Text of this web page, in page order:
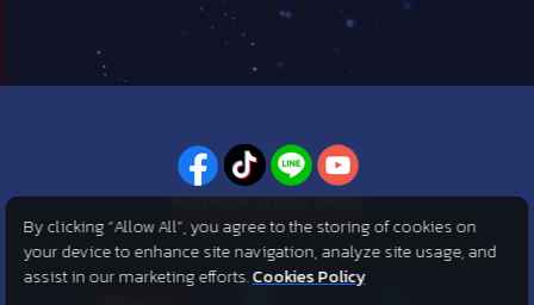
PLAYPARK SOCIAL MEDIA
ไม่พลาดทุกข่าวสารจาก PlayPark
By clicking “Allow All”, you agree to the storing of cookies on
your device to enhance site navigation, analyze site usage, and
assist in our marketing efforts.Cookies Policy